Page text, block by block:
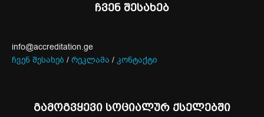
ჩვენ შესახებ
info@accreditation.ge
ჩვენ შესახებ / რეკლამა / კონტაქტი
გამოგვყევი სოციალურ ქსელებში